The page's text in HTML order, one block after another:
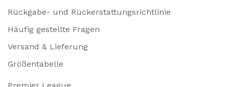
Rückgabe- und Rückerstattungsrichtlinie
Häufig gestellte Fragen
Versand & Lieferung
Größentabelle